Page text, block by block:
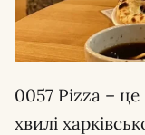
0057 Pizza – це
хвилі